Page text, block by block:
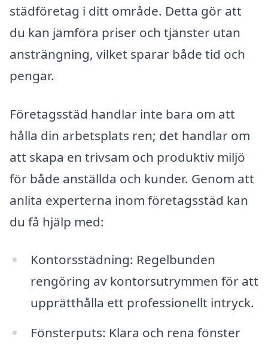
städföretag i ditt område. Detta gör att
du kan jämföra priser och tjänster utan
ansträngning, vilket sparar både tid och
pengar.
Företagsstäd handlar inte bara om att
hålla din arbetsplats ren; det handlar om
att skapa en trivsam och produktiv miljö
för både anställda och kunder. Genom att
anlita experterna inom företagsstäd kan
du få hjälp med:
Kontorsstädning: Regelbunden
rengöring av kontorsutrymmen för att
upprätthålla ett professionellt intryck.
Fönsterputs: Klara och rena fönster